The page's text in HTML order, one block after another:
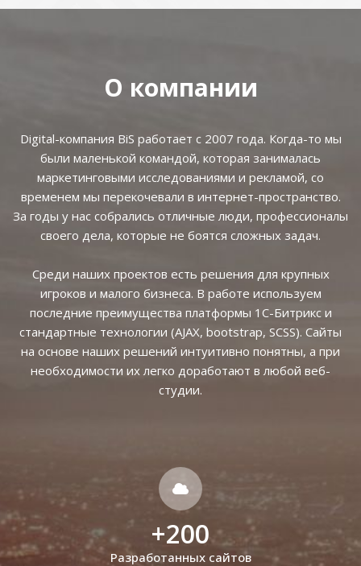
О компании
Digital-компания BiS работает с 2007 года. Когда-то мы
были маленькой командой, которая занималась
маркетинговыми исследованиями и рекламой, со
временем мы перекочевали в интернет-пространство.
За годы у нас собрались отличные люди, профессионалы
своего дела, которые не боятся сложных задач.
Среди наших проектов есть решения для крупных
игроков и малого бизнеса. В работе используем
последние преимущества платформы 1С-Битрикс и
стандартные технологии (AJAX, bootstrap, SCSS). Сайты
на основе наших решений интуитивно понятны, а при
необходимости их легко доработают в любой веб-
студии.
+200
Разработанных сайтов